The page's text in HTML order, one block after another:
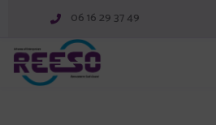
06 16 29 37 49